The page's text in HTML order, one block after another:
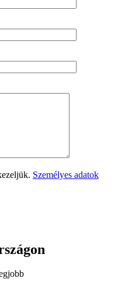
Személyes adatok